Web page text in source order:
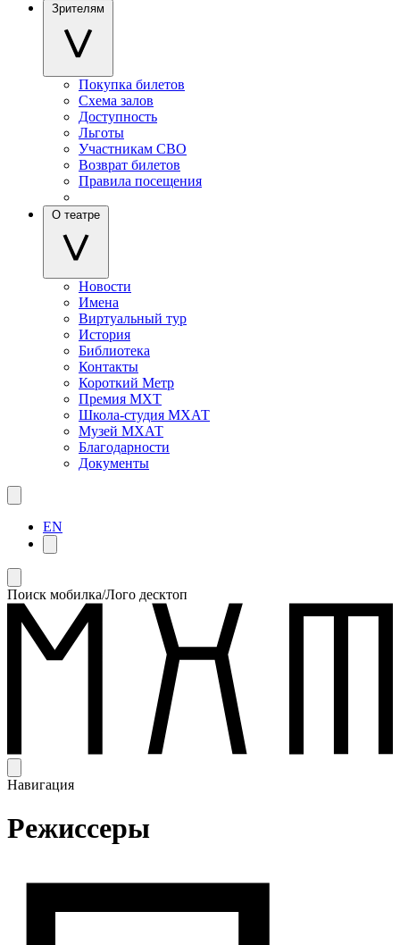
Зрителям
Покупка билетов
Схема залов
Доступность
Льготы
Участникам СВО
Возврат билетов
Правила посещения
О театре
Новости
Имена
Виртуальный тур
История
Библиотека
Контакты
Короткий Метр
Премия МХТ
Школа-студия МХАТ
Музей МХАТ
Благодарности
Документы
EN
Поиск мобилка/Лого десктоп
Навигация
Режиссеры